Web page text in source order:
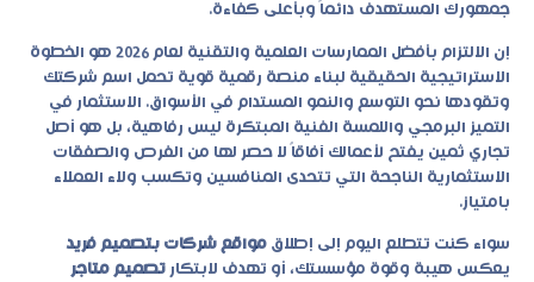
جمهورك المستهدف دائماً وبأعلى كفاءة.
إن الالتزام بأفضل الممارسات العلمية والتقنية لعام 2026 هو الخطوة
الاستراتيجية الحقيقية لبناء منصة رقمية قوية تحمل اسم شركتك
وتقودها نحو التوسع والنمو المستدام في الأسواق. الاستثمار في
التميز البرمجي واللمسة الفنية المبتكرة ليس رفاهية، بل هو أصل
تجاري ثمين يفتح لأعمالك آفاقاً لا حصر لها من الفرص والصفقات
الاستثمارية الناجحة التي تتحدى المنافسين وتكسب ولاء العملاء
بامتياز.
سواء كنت تتطلع اليوم إلى إطلاق مواقع شركات بتصميم فريد
يعكس هيبة وقوة مؤسستك، أو تهدف لابتكار تصميم متاجر